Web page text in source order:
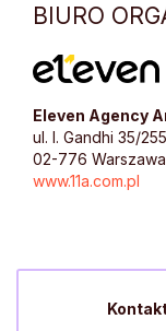
BIURO
Eleven Agency
ul. I. Gandhi 35/255
02-776 Warszawa
www.11a.com.pl